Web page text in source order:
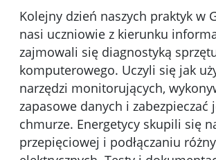
Kolejny dzień naszych praktyk w
nasi uczniowie z kierunku
zajmowali się diagnostyką
komputerowego. Uczyli się jak
narzędzi monitorujących,
zapasowe danych i zabezpieczać
chmurze. Energetycy skupili się
przepięciowej i podłączaniu